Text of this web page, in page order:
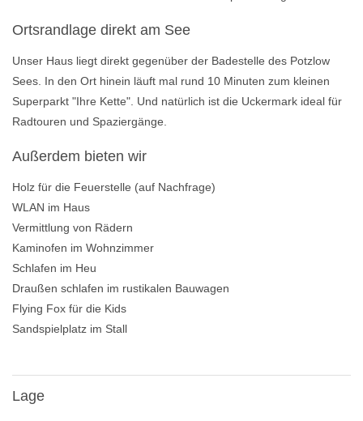
Ortsrandlage direkt am See
Unser Haus liegt direkt gegenüber der Badestelle des Potzlow
Sees. In den Ort hinein läuft mal rund 10 Minuten zum kleinen
Superparkt "Ihre Kette". Und natürlich ist die Uckermark ideal für
Radtouren und Spaziergänge.
Außerdem bieten wir
Holz für die Feuerstelle (auf Nachfrage)
WLAN im Haus
Vermittlung von Rädern
Kaminofen im Wohnzimmer
Schlafen im Heu
Draußen schlafen im rustikalen Bauwagen
Flying Fox für die Kids
Sandspielplatz im Stall
Lage